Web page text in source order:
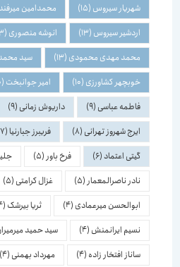
شهریار سیروس(15) محمدامین
اردشیر سیروس(13) انوشه منصوری(13)
محمد مهدی محمودی(13) سید محمد
خوبچهر کشاورزی(10) امیر جوانبخت(10)
فاطمه عباسی(9) داریوش زمانی(9)
ایرج شهروز تهرانی(8) فریبرز جبارنیا(7)
گیتی اعتماد(6) فرخ باور (5) جلیل
نادر ناصرالمعمار(5) غزال کرامتی(5)
ابوالحسن میرعمادی(4) ثریا بیرشک(4)
نسیم ایرانمنش(4) سید حمید میرمیران(4)
ساناز افتخار زاده(4) مهرداد بهمنی(4)